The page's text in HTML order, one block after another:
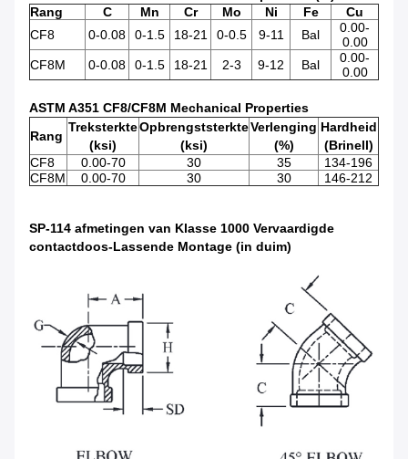
Rang
C Mn Cr Mo Ni Fe
Cu
CF8
0-0.08 0-1.5 18-21 0-0.5 9-11 Bal
0.00-
0.00
CF8M
0-0.08 0-1.5 18-21 2-3 9-12 Bal
0.00-
0.00
ASTM A351 CF8/CF8M Mechanical Properties
Rang
Treksterkte
(ksi)
Opbrengststerkte
(ksi)
Verlenging
(%)
Hardheid
(Brinell)
CF8
0.00-70 30 35
134-196
CF8M
0.00-70 30 30 146-212
SP-114 afmetingen van Klasse 1000 Vervaardigde
contactdoos-Lassende Montage (in duim)